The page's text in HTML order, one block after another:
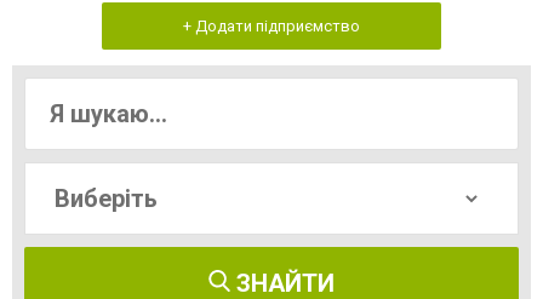
+ Додати підприємство
ЗНАЙТИ